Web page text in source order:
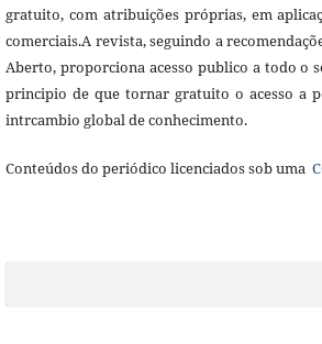
gratuito, com atribuições próprias, em
comerciais.A revista, seguindo a
Aberto, proporciona acesso publico a todo o
principio de que tornar gratuito o acesso a
intrcambio global de conhecimento.
Conteúdos do periódico licenciados sob uma